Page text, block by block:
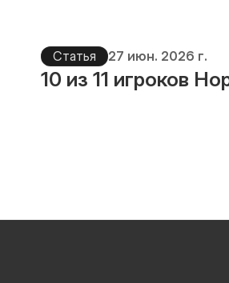
Статья 27 июн. 2026 г.
10 из 11 игроков